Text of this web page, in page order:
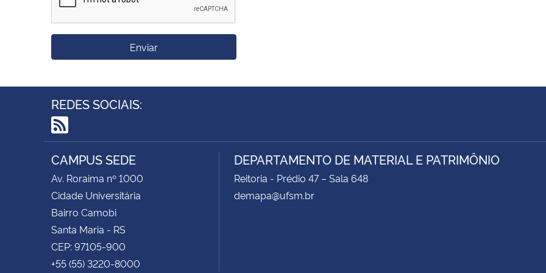
Enviar
REDES SOCIAIS:
RSS
CAMPUS SEDE
Av. Roraima nº 1000
Cidade Universitária
Bairro Camobi
Santa Maria - RS
CEP: 97105-900
+55 (55) 3220-8000
DEPARTAMENTO DE MATERIAL E PATRIMÔNIO
Reitoria - Prédio 47 – Sala 648
demapa@ufsm.br